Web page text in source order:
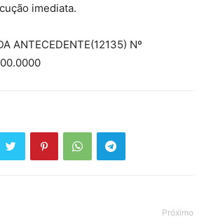
imediata.
ANTECEDENTE(12135) Nº
Próximo